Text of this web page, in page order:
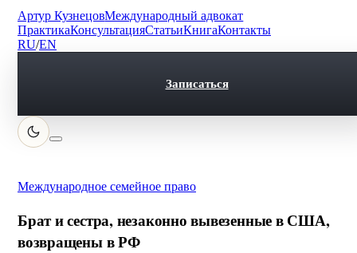
Артур КузнецовМеждународный адвокат
ПрактикаКонсультацияСтатьиКнигаКонтакты
RU/EN
Записаться
Международное семейное право
Брат и сестра, незаконно вывезенные в США,
возвращены в РФ